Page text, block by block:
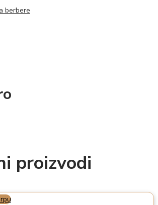
berbere
proizvodi